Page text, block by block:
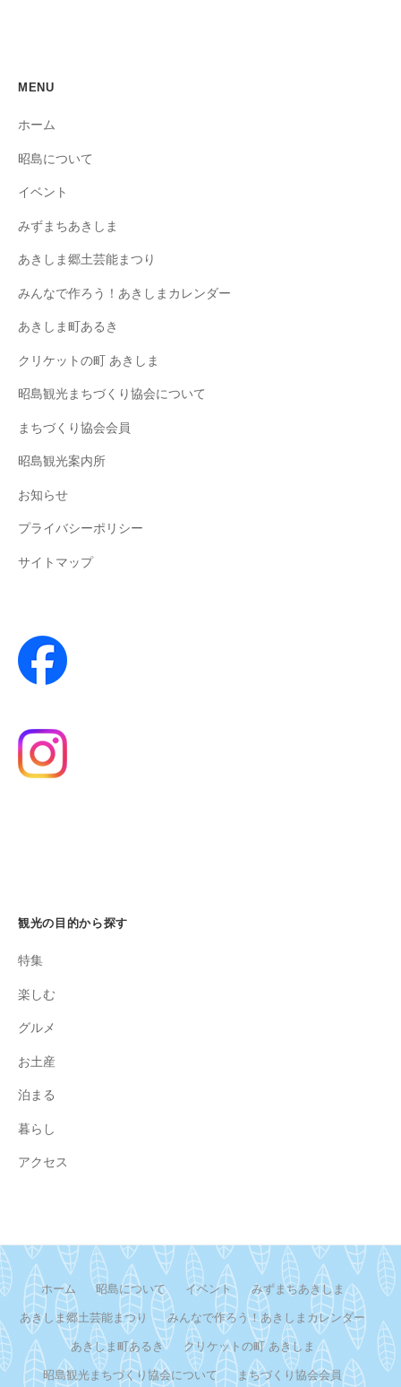
MENU
ホーム
昭島について
イベント
みずまちあきしま
あきしま郷土芸能まつり
みんなで作ろう！あきしまカレンダー
あきしま町あるき
クリケットの町 あきしま
昭島観光まちづくり協会について
まちづくり協会会員
昭島観光案内所
お知らせ
プライバシーポリシー
サイトマップ
観光の目的から探す
特集
楽しむ
グルメ
お土産
泊まる
暮らし
アクセス
ホーム 昭島について イベント みずまちあきしま
あきしま郷土芸能まつり みんなで作ろう！あきしまカレンダー
あきしま町あるき クリケットの町 あきしま
昭島観光まちづくり協会について まちづくり協会会員